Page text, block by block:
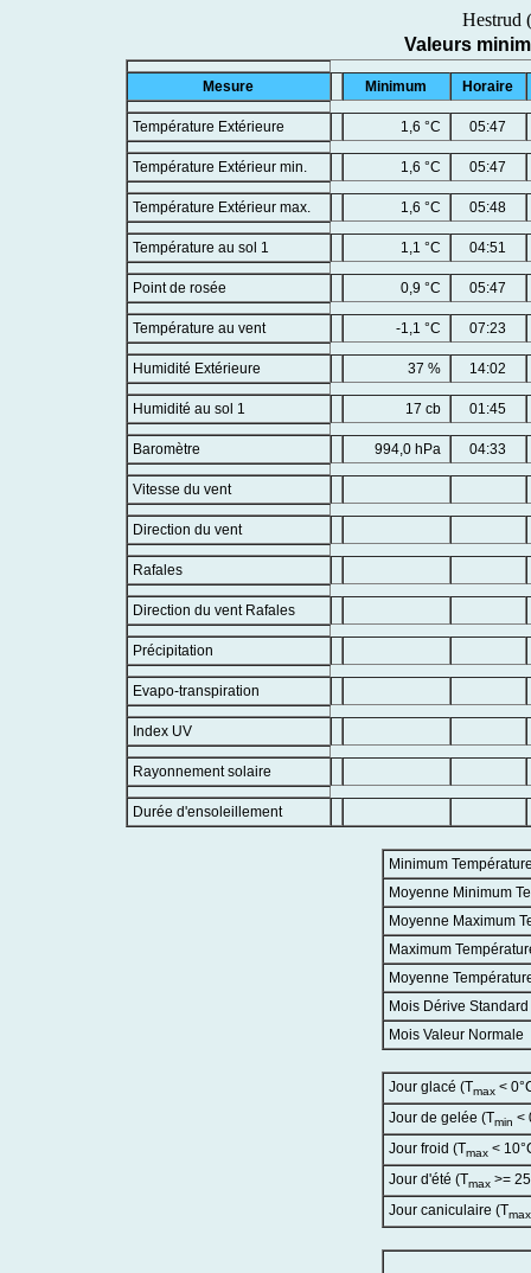
Hestrud
Valeurs
Mesure Minimum Horaire
Température Extérieure 1,6 °C 05:47
Température Extérieur min. 1,6 °C 05:47
Température Extérieur max. 1,6 °C 05:48
Température au sol 1 1,1 °C 04:51
Point de rosée 0,9 °C 05:47
Température au vent -1,1 °C 07:23
Humidité Extérieure 37 % 14:02
Humidité au sol 1 17 cb 01:45
Baromètre 994,0 hPa 04:33
Vitesse du vent
Direction du vent
Rafales
Direction du vent Rafales
Précipitation
Evapo-transpiration
Index UV
Rayonnement solaire
Durée d'ensoleillement
Minimum
Moyenne Minimum
Moyenne Maximum
Maximum
Moyenne
Mois Dérive Standard
Mois Valeur Normale
Jour glacé (Tmax<
Jour de gelée (Tmin <
Jour froid (Tmax<
Jour d'été (Tmax>=
Jour caniculaire (Tmax